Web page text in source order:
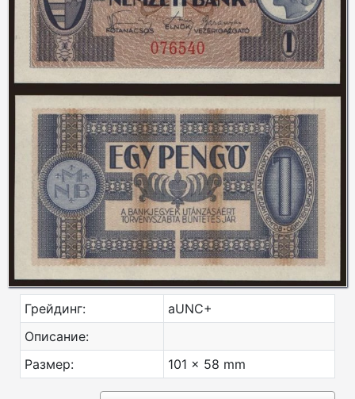
Грейдинг:
aUNC+
Описание:
Размер:
101 x 58 mm